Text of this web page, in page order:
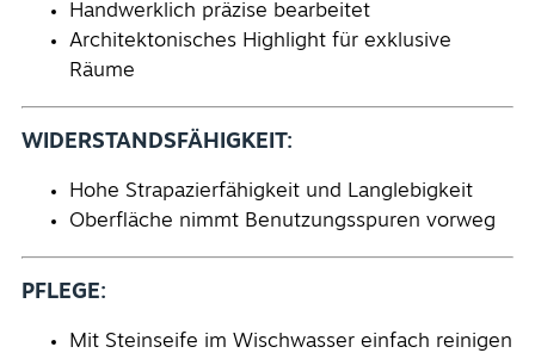
Handwerklich präzise bearbeitet
Architektonisches Highlight für exklusive
Räume
WIDERSTANDSFÄHIGKEIT:
Hohe Strapazierfähigkeit und Langlebigkeit
Oberfläche nimmt Benutzungsspuren vorweg
PFLEGE:
Mit Steinseife im Wischwasser einfach reinigen